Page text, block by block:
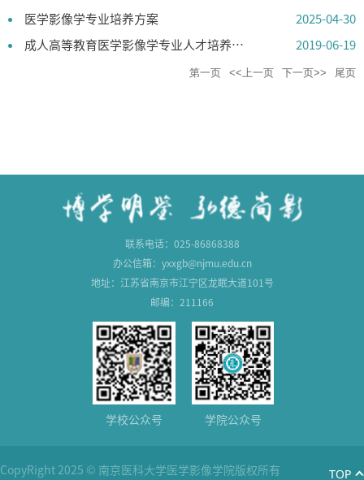
医学影像学专业培养方案 2025-04-30
成人高等教育医学影像学专业人才培养方案 2019-06-19
第一页 <<上一页 下一页>> 尾页
联系电话：025-86868388
办公信箱：yxxgb@njmu.edu.cn
地址：江苏省南京市江宁区龙眠大道101号
邮编：211166
学校公众号 学院公众号
CopyRight 2025 © 南京医科大学医学影像学院版权所有